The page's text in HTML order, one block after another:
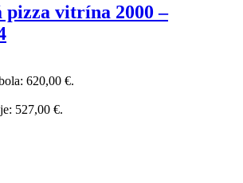
pizza vitrína 2000 –
620,00 €.
527,00 €.